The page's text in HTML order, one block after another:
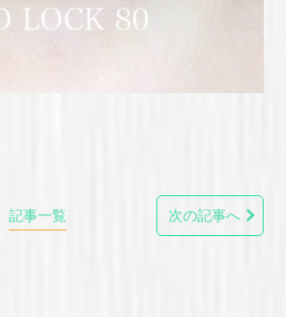
記事一覧 次の記事へ